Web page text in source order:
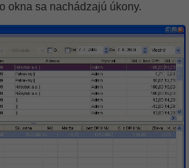
okna sa nachádzajú úkony.